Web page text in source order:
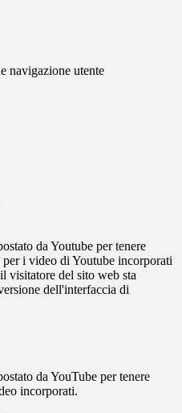
navigazione utente
da Youtube per tenere
i video di Youtube incorporati
visitatore del sito web sta
dell'interfaccia di
da YouTube per tenere
incorporati.